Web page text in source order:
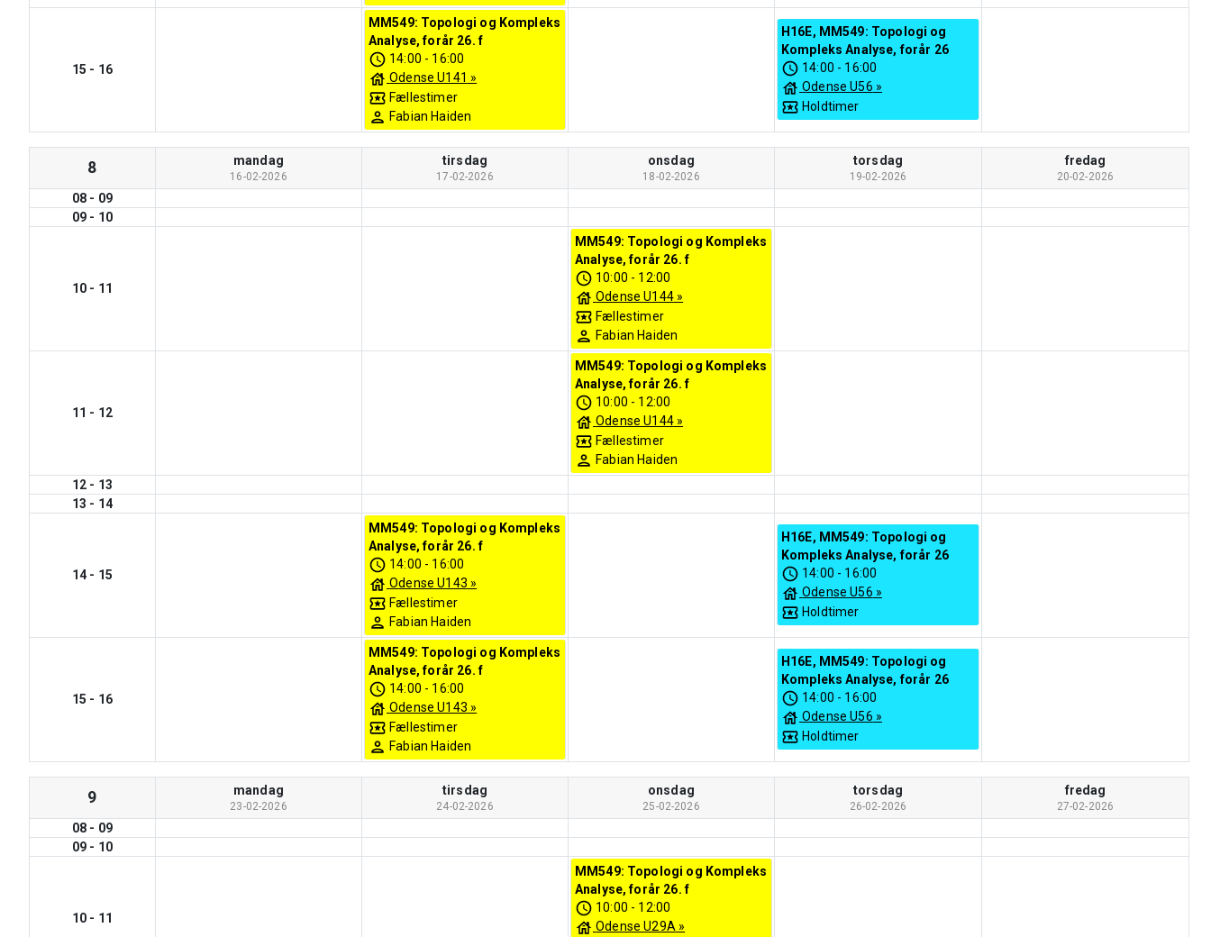
15 - 16
MM549: Topologi og Kompleks
Analyse, forår 26. f
14:00 - 16:00
Odense U141 »
Fællestimer
Fabian Haiden
H16E, MM549: Topologi og
Kompleks Analyse, forår 26
14:00 - 16:00
Odense U56 »
Holdtimer
8 mandag
16-02-2026
tirsdag
17-02-2026
onsdag
18-02-2026
torsdag
19-02-2026
fredag
20-02-2026
08 - 09
09 - 10
10 - 11
MM549: Topologi og Kompleks
Analyse, forår 26. f
10:00 - 12:00
Odense U144»
Fællestimer
Fabian Haiden
11 - 12
MM549: Topologi og Kompleks
Analyse, forår 26. f
10:00 - 12:00
Odense U144»
Fællestimer
Fabian Haiden
12 - 13
13 - 14
14 - 15
MM549: Topologi og Kompleks
Analyse, forår 26. f
14:00 - 16:00
Odense U143 »
Fællestimer
Fabian Haiden
H16E, MM549: Topologi og
Kompleks Analyse, forår 26
14:00 - 16:00
Odense U56 »
Holdtimer
15 - 16
MM549: Topologi og Kompleks
Analyse, forår 26. f
14:00 - 16:00
Odense U143 »
Fællestimer
Fabian Haiden
H16E, MM549: Topologi og
Kompleks Analyse, forår 26
14:00 - 16:00
Odense U56 »
Holdtimer
9 mandag
23-02-2026
tirsdag
24-02-2026
onsdag
25-02-2026
torsdag
26-02-2026
fredag
27-02-2026
08 - 09
09 - 10
10 - 11
MM549: Topologi og Kompleks
Analyse, forår 26. f
10:00 - 12:00
Odense U29A»